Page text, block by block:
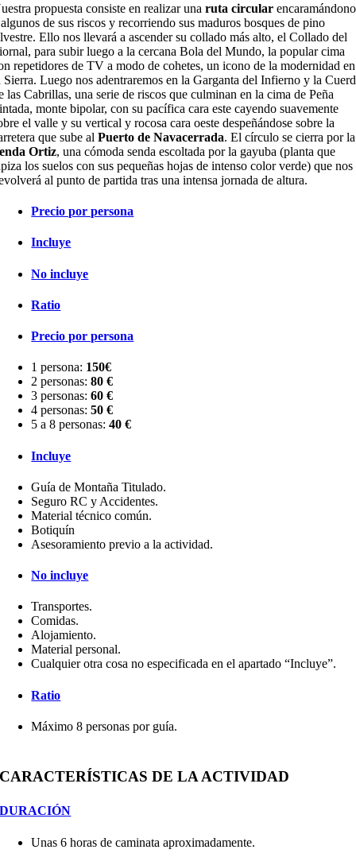
propuesta consiste en realizar unaruta circular
de sus riscos y recorriendo sus maduros bosques de pino
Ello nos llevará a ascender su collado más alto, el Collado del
para subir luego a la cercana Bola del Mundo, la popular cima
repetidores de TV a modo de cohetes, un icono de la modernidad en
Sierra. Luego nos adentraremos en la Garganta del Infierno y la
las Cabrillas, una serie de riscos que culminan en la cima de Peña
monte bipolar, con su pacífica cara este cayendo suavemente
el valle y su vertical y rocosa cara oeste despeñándose sobre la
que sube alPuerto de Navacerrada. El círculo se cierra por la
Ortiz, una cómoda senda escoltada por la gayuba (planta que
los suelos con sus pequeñas hojas de intenso color verde) que nos
al punto de partida tras una intensa jornada de altura.
Precio por persona
Incluye
No incluye
Ratio
Precio por persona
1 persona: 150€
2 personas:80 €
3 personas:60 €
4 personas:50 €
5 a 8 personas:40 €
Incluye
Guía de Montaña Titulado.
Seguro RC y Accidentes.
Material técnico común.
Botiquín
Asesoramiento previo a la actividad.
No incluye
Transportes.
Comidas.
Alojamiento.
Material personal.
Cualquier otra cosa no especificada en el apartado “Incluye”.
Ratio
Máximo 8 personas por guía.
CARACTERÍSTICAS DE LA ACTIVIDAD
DURACIÓN
Unas 6 horas de caminata aproximadamente.